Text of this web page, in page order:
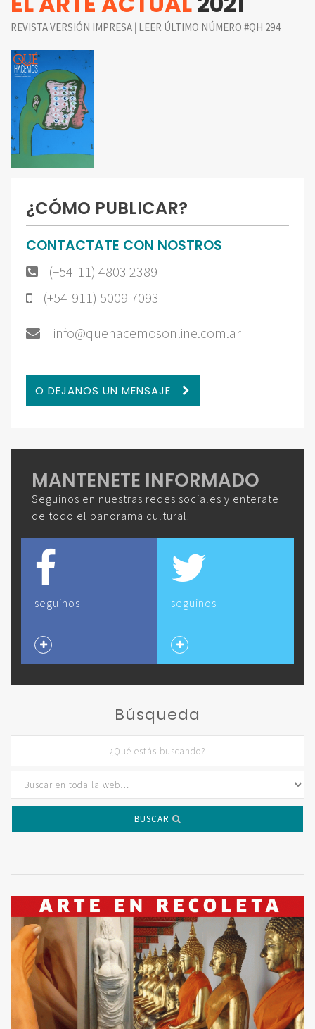
REVISTA VERSIÓN IMPRESA | LEER ÚLTIMO NÚMERO #QH 294
¿CÓMO PUBLICAR?
CONTACTATE CON NOSTROS
(+54-11) 4803 2389
(+54-911) 5009 7093
info@quehacemosonline.com.ar
O DEJANOS UN MENSAJE
MANTENETE INFORMADO
Seguinos en nuestras redes sociales y enterate
de todo el panorama cultural.
seguinos seguinos
Búsqueda
BUSCAR